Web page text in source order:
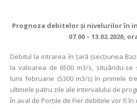
Prognoza debitelor şi nivelurilor în
07.00 – 13.02.2020,
Debitul la intrarea în ţară (secţiunea
la valoarea de 6500 m3/s, situându-se
lunii februarie (5300 m3/s) în primele
ultimele patru zile ale intervalului de
În aval de Porţile de Fier debitele vor fi în